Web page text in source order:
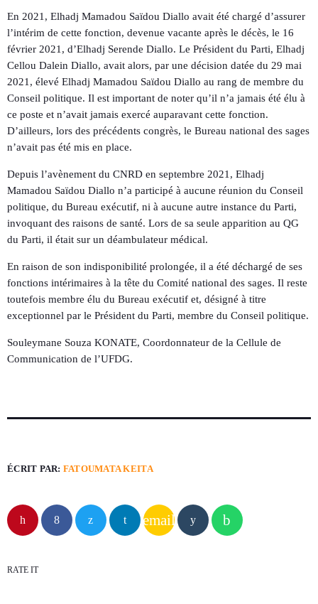
En 2021, Elhadj Mamadou Saïdou Diallo avait été chargé d’assurer
l’intérim de cette fonction, devenue vacante après le décès, le 16
février 2021, d’Elhadj Serende Diallo. Le Président du Parti, Elhadj
Cellou Dalein Diallo, avait alors, par une décision datée du 29 mai
2021, élevé Elhadj Mamadou Saïdou Diallo au rang de membre du
Conseil politique. Il est important de noter qu’il n’a jamais été élu à
ce poste et n’avait jamais exercé auparavant cette fonction.
D’ailleurs, lors des précédents congrès, le Bureau national des sages
n’avait pas été mis en place.
Depuis l’avènement du CNRD en septembre 2021, Elhadj
Mamadou Saïdou Diallo n’a participé à aucune réunion du Conseil
politique, du Bureau exécutif, ni à aucune autre instance du Parti,
invoquant des raisons de santé. Lors de sa seule apparition au QG
du Parti, il était sur un déambulateur médical.
En raison de son indisponibilité prolongée, il a été déchargé de ses
fonctions intérimaires à la tête du Comité national des sages. Il reste
toutefois membre élu du Bureau exécutif et, désigné à titre
exceptionnel par le Président du Parti, membre du Conseil politique.
Souleymane Souza KONATE, Coordonnateur de la Cellule de
Communication de l’UFDG.
ÉCRIT PAR: FATOUMATA KEITA
email
RATE IT